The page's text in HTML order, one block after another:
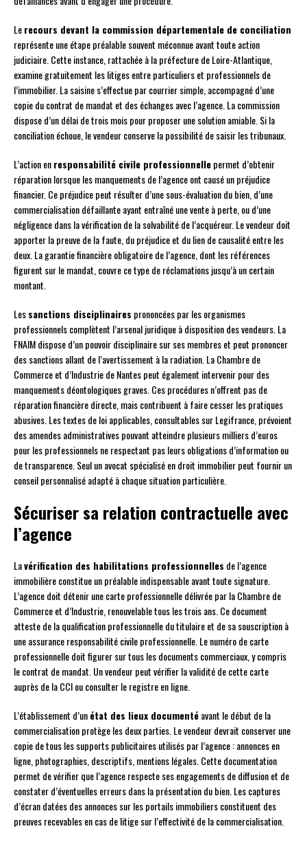
Lerecours devant la commission départementale de conciliation
représente une étape préalable souvent méconnue avant toute action
judiciaire. Cette instance, rattachée à la préfecture de Loire-Atlantique,
examine gratuitement les litiges entre particuliers et professionnels de
l’immobilier. La saisine s’effectue par courrier simple, accompagné d’une
copie du contrat de mandat et des échanges avec l’agence. La commission
dispose d’un délai de trois mois pour proposer une solution amiable. Si la
conciliation échoue, le vendeur conserve la possibilité de saisir les tribunaux.
L’action enresponsabilité civile professionnellepermet d’obtenir
réparation lorsque les manquements de l’agence ont causé un préjudice
financier. Ce préjudice peut résulter d’une sous-évaluation du bien, d’une
commercialisation défaillante ayant entraîné une vente à perte, ou d’une
négligence dans la vérification de la solvabilité de l’acquéreur. Le vendeur doit
apporter la preuve de la faute, du préjudice et du lien de causalité entre les
deux. La garantie financière obligatoire de l’agence, dont les références
figurent sur le mandat, couvre ce type de réclamations jusqu’à un certain
montant.
Lessanctions disciplinaires prononcées par les organismes
professionnels complètent l’arsenal juridique à disposition des vendeurs. La
FNAIM dispose d’un pouvoir disciplinaire sur ses membres et peut prononcer
des sanctions allant de l’avertissement à la radiation. La Chambre de
Commerce et d’Industrie de Nantes peut également intervenir pour des
manquements déontologiques graves. Ces procédures n’offrent pas de
réparation financière directe, mais contribuent à faire cesser les pratiques
abusives. Les textes de loi applicables, consultables sur Legifrance, prévoient
des amendes administratives pouvant atteindre plusieurs milliers d’euros
pour les professionnels ne respectant pas leurs obligations d’information ou
de transparence. Seul un avocat spécialisé en droit immobilier peut fournir un
conseil personnalisé adapté à chaque situation particulière.
Sécuriser sa relation contractuelle avec
l’agence
Lavérification des habilitations professionnelles de l’agence
immobilière constitue un préalable indispensable avant toute signature.
L’agence doit détenir une carte professionnelle délivrée par la Chambre de
Commerce et d’Industrie, renouvelable tous les trois ans. Ce document
atteste de la qualification professionnelle du titulaire et de sa souscription à
une assurance responsabilité civile professionnelle. Le numéro de carte
professionnelle doit figurer sur tous les documents commerciaux, y compris
le contrat de mandat. Un vendeur peut vérifier la validité de cette carte
auprès de la CCI ou consulter le registre en ligne.
L’établissement d’unétat des lieux documentéavant le début de la
commercialisation protège les deux parties. Le vendeur devrait conserver une
copie de tous les supports publicitaires utilisés par l’agence : annonces en
ligne, photographies, descriptifs, mentions légales. Cette documentation
permet de vérifier que l’agence respecte ses engagements de diffusion et de
constater d’éventuelles erreurs dans la présentation du bien. Les captures
d’écran datées des annonces sur les portails immobiliers constituent des
preuves recevables en cas de litige sur l’effectivité de la commercialisation.